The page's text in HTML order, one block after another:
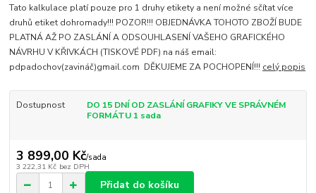
Tato kalkulace platí pouze pro 1 druhy etikety a není možné sčítat více
druhů etiket dohromady!!! POZOR!!! OBJEDNÁVKA TOHOTO ZBOŽÍ BUDE
PLATNÁ AŽ PO ZASLÁNÍ A ODSOUHLASENÍ VAŠEHO GRAFICKÉHO
NÁVRHU V KŘIVKÁCH (TISKOVÉ PDF) na náš email:
pdpadochov(zavináč)gmail.com DĚKUJEME ZA POCHOPENÍ!!! celý popis
Dostupnost
DO 15 DNÍ OD ZASLÁNÍ GRAFIKY VE SPRÁVNÉM
FORMÁTU 1 sada
3 899,00 Kč/sada
3 222,31 Kč bez DPH
Přidat do košíku